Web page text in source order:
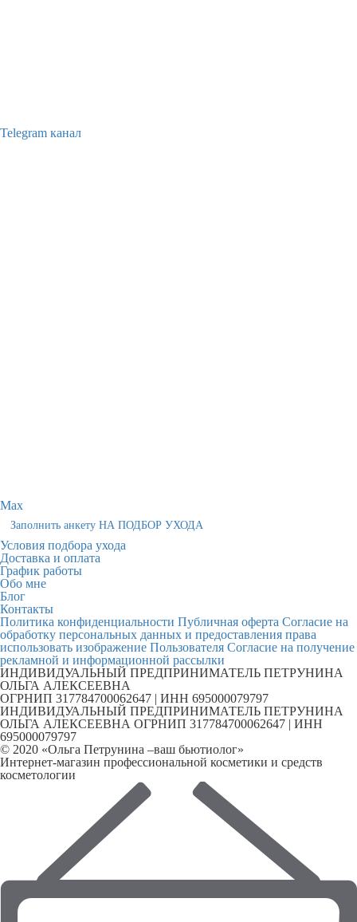
Telegram канал
Max
Заполнить анкету НА ПОДБОР УХОДА
Условия подбора ухода
Доставка и оплата
График работы
Обо мне
Блог
Контакты
Политика конфиденциальности Публичная оферта Согласие на
обработку персональных данных и предоставления права
использовать изображение Пользователя Согласие на получение
рекламной и информационной рассылки
ИНДИВИДУАЛЬНЫЙ ПРЕДПРИНИМАТЕЛЬ ПЕТРУНИНА
ОЛЬГА АЛЕКСЕЕВНА
ОГРНИП 317784700062647 | ИНН 695000079797
ИНДИВИДУАЛЬНЫЙ ПРЕДПРИНИМАТЕЛЬ ПЕТРУНИНА
ОЛЬГА АЛЕКСЕЕВНА ОГРНИП 317784700062647 | ИНН
695000079797
© 2020 «Ольга Петрунина –ваш бьютиолог»
Интернет-магазин профессиональной косметики и средств
косметологии